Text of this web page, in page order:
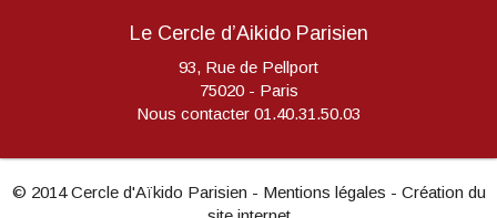
Le Cercle d’Aikido Parisien
93, Rue de Pellport
75020 - Paris
Nous contacter 01.40.31.50.03
© 2014 Cercle d'Aïkido Parisien - Mentions légales - Création du